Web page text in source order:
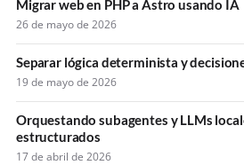
Migrar web en PHP a Astro usando IA
26 de mayo de 2026
Separar lógica determinista y
19 de mayo de 2026
Orquestando subagentes y LLMs
estructurados
17 de abril de 2026